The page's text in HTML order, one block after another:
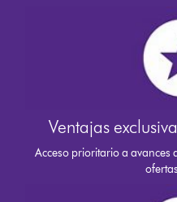
Ventajas
Acceso prioritario a avances